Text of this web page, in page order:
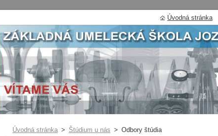
Úvodná stránka > Štúdium u nás > Odbory štúdia
Úvodná stránka